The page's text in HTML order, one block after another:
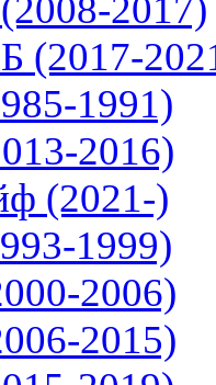
2017)
(2017-
1991)
2016)
(2021-)
1999)
2006)
2015)